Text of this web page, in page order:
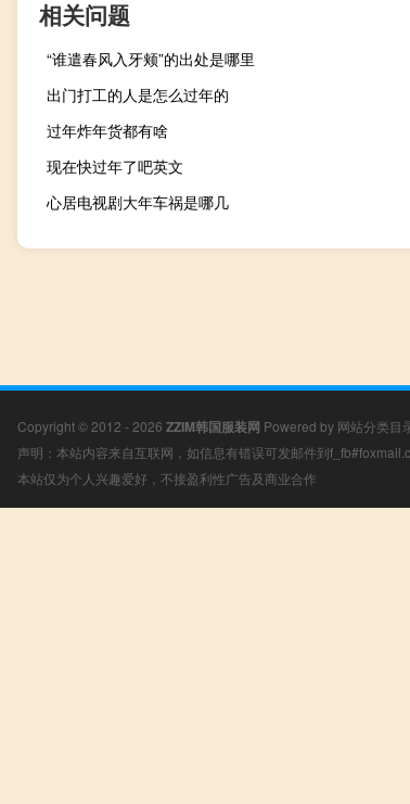
相关问题
“谁遣春风入牙颊”的出处是哪里
出门打工的人是怎么过年的
过年炸年货都有啥
现在快过年了吧英文
心居电视剧大年车祸是哪几
Copyright © 2012 - 2026 ZZIM韩国服装网 Powered by 网站分类目
声明：本站内容来自互联网，如信息有错误可发邮件到
本站仅为个人兴趣爱好，不接盈利性广告及商业合作